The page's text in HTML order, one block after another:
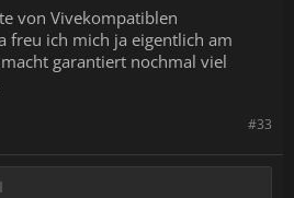
von Vivekompatiblen
freu ich mich ja eigentlich am
garantiert nochmal viel
#33